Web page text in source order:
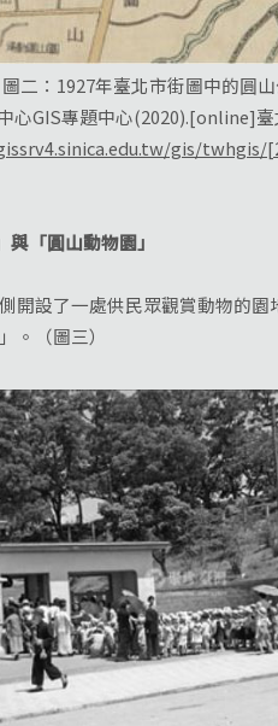
二：1927年臺北市街圖中的圓山
心GIS專題中心(2020).[online]
gis/twhgis/
「圓山動物園」
設了一處供民眾觀賞動物的園
。（圖三）